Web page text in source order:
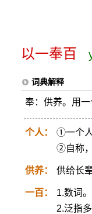
以一奉百
词典解释
奉：供养。用
个人：
①一个人
②自称，
供养： 供给长
一百：
1.数词
2.泛指多